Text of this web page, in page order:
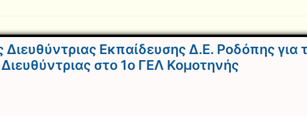
Εκπαίδευσης Δ.Ε. Ροδόπης για
στο 1ο ΓΕΛ Κομοτηνής